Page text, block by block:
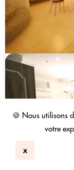
🍪 Nous utilisons
votre
x